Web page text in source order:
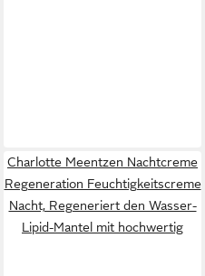
Charlotte Meentzen Nachtcreme
Regeneration Feuchtigkeitscreme
Nacht, Regeneriert den Wasser-
Lipid-Mantel mit hochwertig